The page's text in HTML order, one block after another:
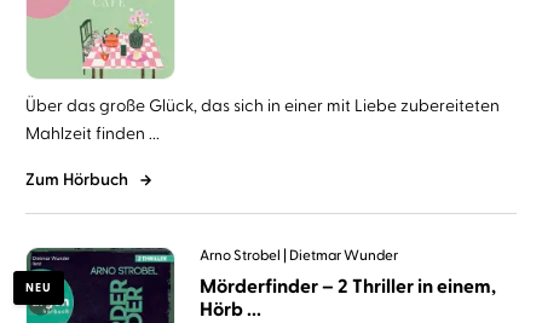
Über das große Glück, das sich in einer mit Liebe zubereiteten
Mahlzeit finden ...
Zum Hörbuch
NEU
Arno Strobel Dietmar Wunder
Mörderfinder – 2 Thriller in einem,
Hörb ...